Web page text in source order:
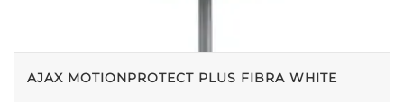
AJAX MOTIONPROTECT PLUS FIBRA WHITE